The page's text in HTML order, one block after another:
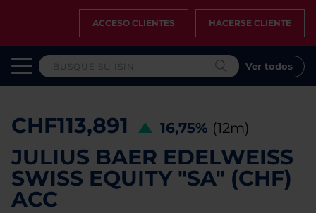
ACCESO CLIENTES HACERSE CLIENTE
Ver todos
CHF113,891 16,75% (12m)
JULIUS BAER EDELWEISS
SWISS EQUITY "SA" (CHF)
ACC